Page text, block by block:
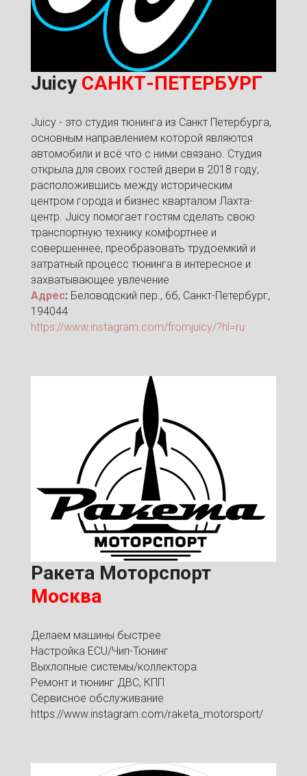
Juicy САНКТ-ПЕТЕРБУРГ
Juicy - это студия тюнинга из Санкт Петербурга,
основным направлением которой являются
автомобили и всё что с ними связано. Студия
открыла для своих гостей двери в 2018 году,
расположившись между историческим
центром города и бизнес кварталом Лахта-
центр. Juicy помогает гостям сделать свою
транспортную технику комфортнее и
совершеннее, преобразовать трудоемкий и
затратный процесс тюнинга в интересное и
захватывающее увлечение
Адрес: Беловодский пер., 6б, Санкт-Петербург,
194044
https://www.instagram.com/fromjuicy/?hl=ru
Ракета Моторспорт
Москва
Делаем машины быстрее
Настройка ECU/Чип-Тюнинг
Выхлопные системы/коллектора
Ремонт и тюнинг ДВС, КПП
Сервисное обслуживание
https://www.instagram.com/raketa_motorsport/